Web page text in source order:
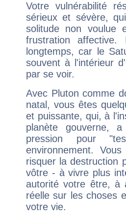
Votre vulnérabilité
sérieux et sévère,
solitude non voulue
frustration
longtemps, car le
souvent à l'intérieur
par se voir.
Avec Pluton comme
natal, vous êtes
et puissante, qui, à
planète gouverne,
pression pour
environnement.
risquer la destruction
vôtre - à vivre plus
autorité votre être, à
réelle sur les choses
votre vie.